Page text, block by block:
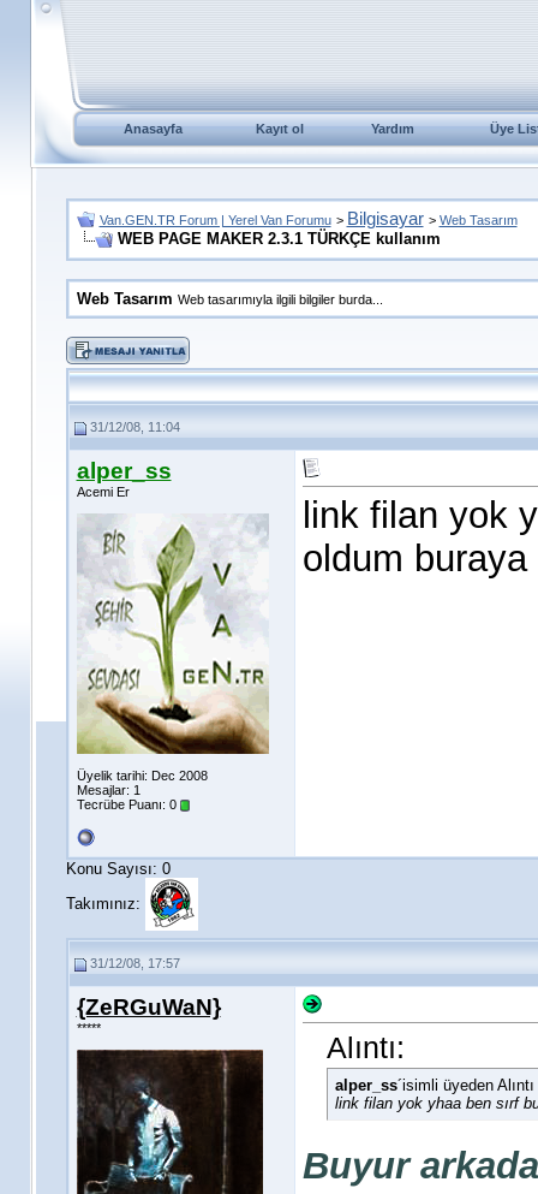
Anasayfa Kayıt ol Yardım Üye
Van.GEN.TR Forum | Yerel Van Forumu > Bilgisayar > Web Tasarım
WEB PAGE MAKER 2.3.1 TÜRKÇE kullanım
Web Tasarım Web tasarımıyla ilgili bilgiler burda...
31/12/08, 11:04
alper_ss
Acemi Er
Üyelik tarihi: Dec 2008
Mesajlar: 1
Tecrübe Puanı: 0
link filan yok
oldum buraya
Konu Sayısı: 0
Takımınız:
31/12/08, 17:57
{ZeRGuWaN}
*****
Alıntı:
alper_ss´isimli üyeden Alıntı
link filan yok yhaa ben sırf
Buyur